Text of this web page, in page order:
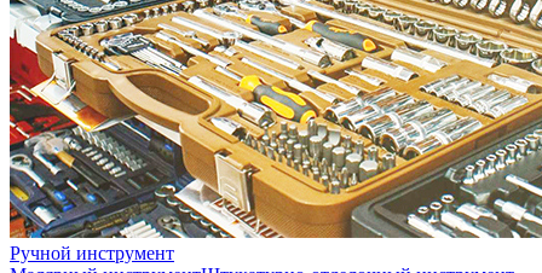
Ручной инструмент